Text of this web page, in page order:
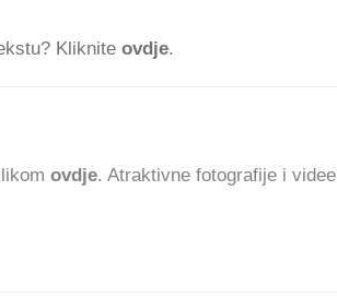
Kliknite ovdje.
ovdje. Atraktivne fotografije i videe